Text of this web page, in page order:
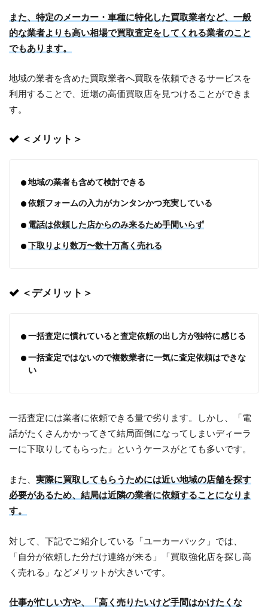
また、特定のメーカー・車種に特化した買取業者など、一般
的な業者よりも高い相場で買取査定をしてくれる業者のこと
でもあります。
地域の業者を含めた買取業者へ買取を依頼できるサービスを
利用することで、近場の高価買取店を見つけることができま
す。
＜メリット＞
地域の業者も含めて検討できる
依頼フォームの入力がカンタンかつ充実している
電話は依頼した店からのみ来るため手間いらず
下取りより数万〜数十万高く売れる
＜デメリット＞
一括査定に慣れていると査定依頼の出し方が独特に感じる
一括査定ではないので複数業者に一気に査定依頼はできな
い
一括査定には業者に依頼できる量で劣ります。しかし、「電
話がたくさんかかってきて結局面倒になってしまいディーラ
ーに下取りしてもらった」というケースがとても多いです。
また、実際に買取してもらうためには近い地域の店舗を探す
必要があるため、結局は近隣の業者に依頼することになりま
す。
対して、下記でご紹介している「ユーカーパック」では、
「自分が依頼した分だけ連絡が来る」「買取強化店を探し高
く売れる」などメリットが大きいです。
仕事が忙しい方や、「高く売りたいけど手間はかけたくな